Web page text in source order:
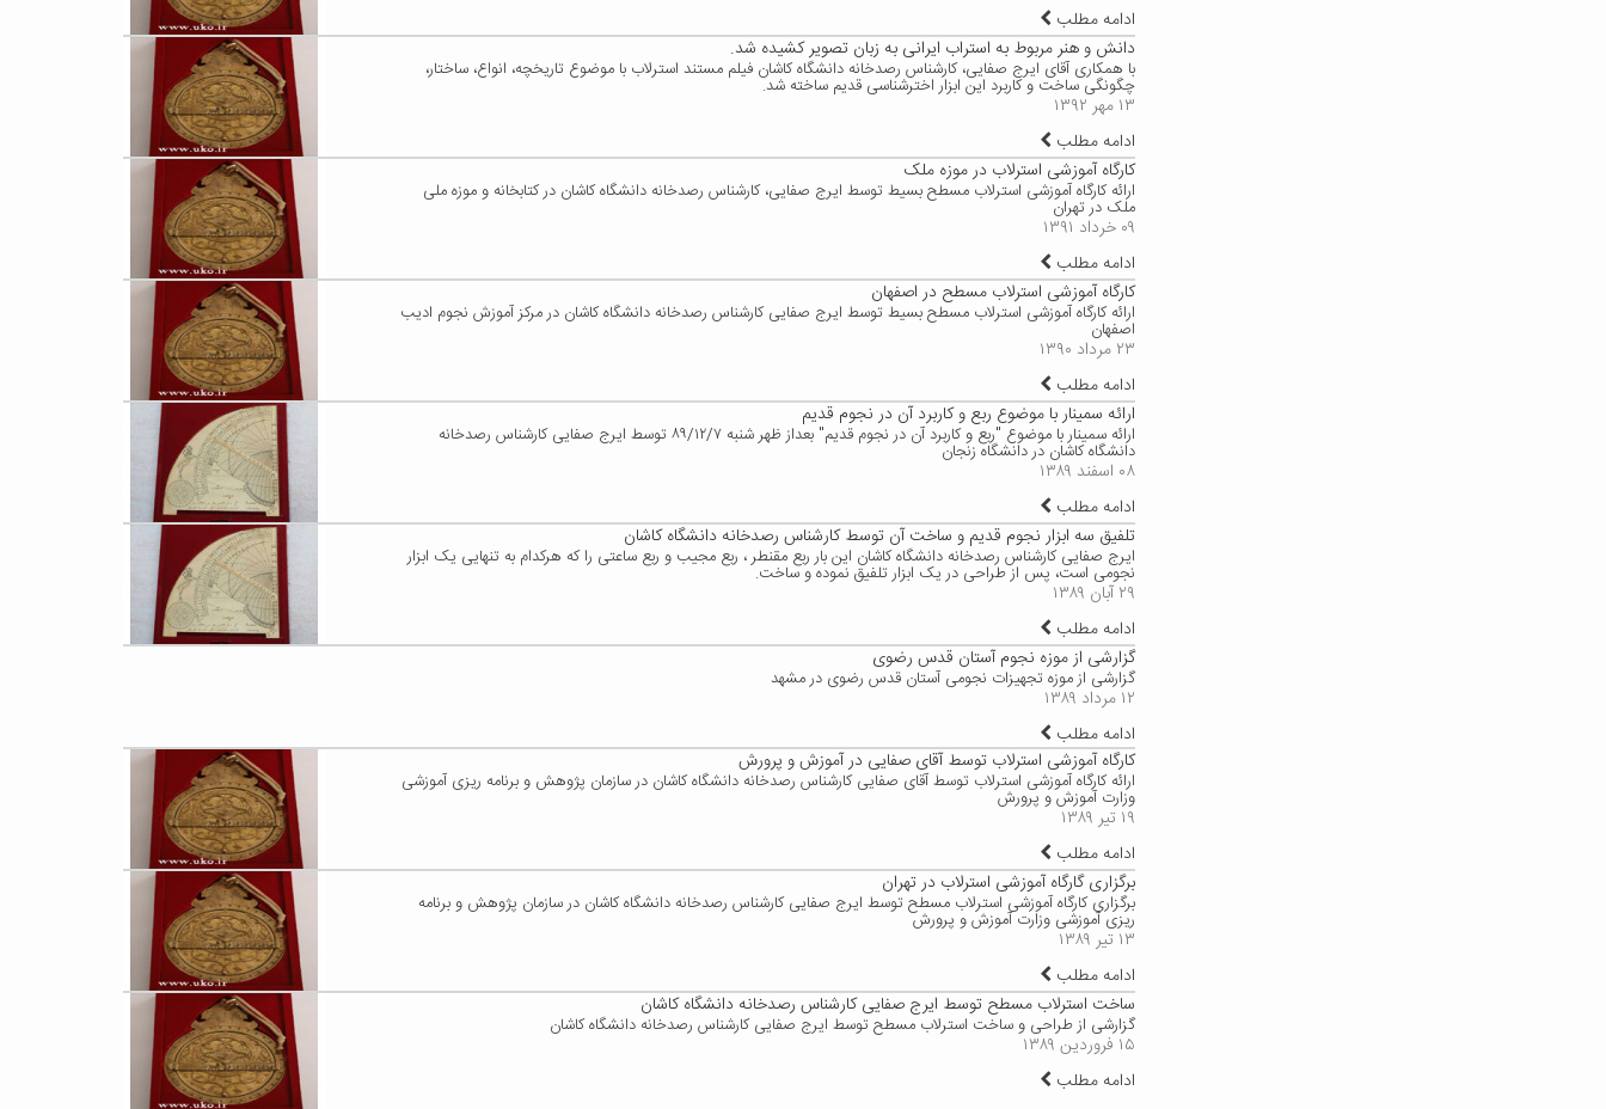
ادامه مطلب
دانش و هنر مربوط به استراب ایرانی به زبان تصویر کشیده شد.
با همکاری آقای ایرج صفایی، کارشناس رصدخانه دانشگاه کاشان فیلم مستند استرلاب با موضوع تاریخچه، انواع، ساختار،
چگونگی ساخت و کاربرد این ابزار اخترشناسی قدیم ساخته شد.
۱۳ مهر ۱۳۹۲
ادامه مطلب
کارگاه آموزشی استرلاب در موزه ملک
ارائه کارگاه آموزشی استرلاب مسطح بسیط توسط ایرج صفایی، کارشناس رصدخانه دانشگاه کاشان در کتابخانه و موزه ملی
ملک در تهران
۰۹ خرداد ۱۳۹۱
ادامه مطلب
کارگاه آموزشی استرلاب مسطح در اصفهان
ارائه کارگاه آموزشی استرلاب مسطح بسیط توسط ایرج صفایی کارشناس رصدخانه دانشگاه کاشان در مرکز آموزش نجوم ادیب
اصفهان
۲۳ مرداد ۱۳۹۰
ادامه مطلب
ارائه سمینار با موضوع ربع و کاربرد آن در نجوم قدیم
ارائه سمینار با موضوع "ربع و کاربرد آن در نجوم قدیم" بعداز ظهر شنبه ۸۹/۱۲/۷ توسط ایرج صفایی کارشناس رصدخانه
دانشگاه کاشان در دانشگاه زنجان
۰۸ اسفند ۱۳۸۹
ادامه مطلب
تلفیق سه ابزار نجوم قدیم و ساخت آن توسط کارشناس رصدخانه دانشگاه کاشان
ایرج صفایی کارشناس رصدخانه دانشگاه کاشان این بار ربع مقنطر ، ربع مجیب و ربع ساعتی را که هرکدام به تنهایی یک ابزار
نجومی است، پس از طراحی در یک ابزار تلفیق نموده و ساخت.
۲۹ آبان ۱۳۸۹
ادامه مطلب
گزارشی از موزه نجوم آستان قدس رضوی
گزارشی از موزه تجهیزات نجومی آستان قدس رضوی در مشهد
۱۲ مرداد ۱۳۸۹
ادامه مطلب
کارگاه آموزشی استرلاب توسط آقای صفایی در آموزش و پرورش
ارائه کارگاه آموزشی استرلاب توسط آقای صفایی کارشناس رصدخانه دانشگاه کاشان در سازمان پژوهش و برنامه ریزی آموزشی
وزارت آموزش و پرورش
۱۹ تیر ۱۳۸۹
ادامه مطلب
برگزاری گارگاه آموزشی استرلاب در تهران
برگزاری کارگاه آموزشی استرلاب مسطح توسط ایرج صفایی کارشناس رصدخانه دانشگاه کاشان در سازمان پژوهش و برنامه
ریزی آموزشی وزارت آموزش و پرورش
۱۳ تیر ۱۳۸۹
ادامه مطلب
ساخت استرلاب مسطح توسط ایرج صفایی کارشناس رصدخانه دانشگاه کاشان
گزارشی از طراحی و ساخت استرلاب مسطح توسط ایرج صفایی کارشناس رصدخانه دانشگاه کاشان
۱۵ فروردین ۱۳۸۹
ادامه مطلب